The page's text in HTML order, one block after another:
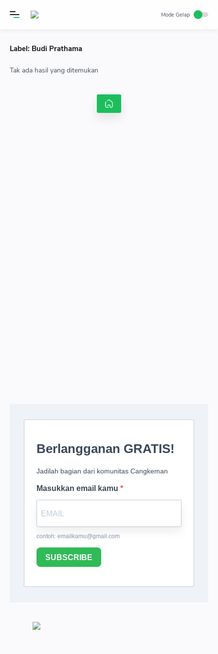
Label: Budi Prathama
Tak ada hasil yang ditemukan
Berlangganan GRATIS!
Jadilah bagian dari komunitas Cangkeman
Masukkan email kamu
contoh: emailkamu@gmail.com
SUBSCRIBE